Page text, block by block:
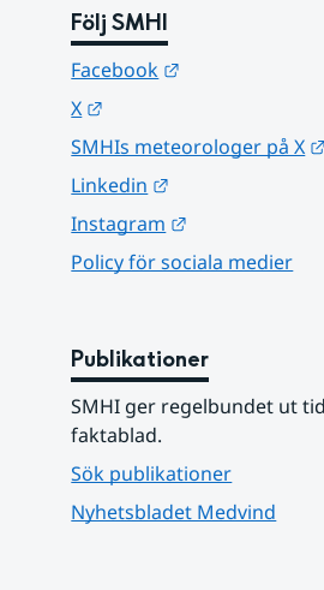
Följ SMHI
Facebook
X
SMHIs meteorologer på X
Linkedin
Instagram
Policy för sociala medier
Publikationer
SMHI ger regelbundet ut
faktablad.
Sök publikationer
Nyhetsbladet Medvind